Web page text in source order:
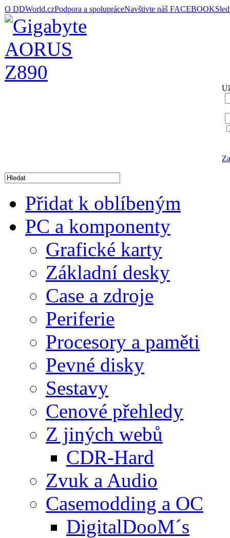
O DDWorld.czPodpora a spolupráceNavštivte náš FACEBOOK
Přidat k oblíbeným
PC a komponenty
Grafické karty
Základní desky
Case a zdroje
Periferie
Procesory a paměti
Pevné disky
Sestavy
Cenové přehledy
Z jiných webů
CDR-Hard
Zvuk a Audio
Casemodding a OC
DigitalDooM´s